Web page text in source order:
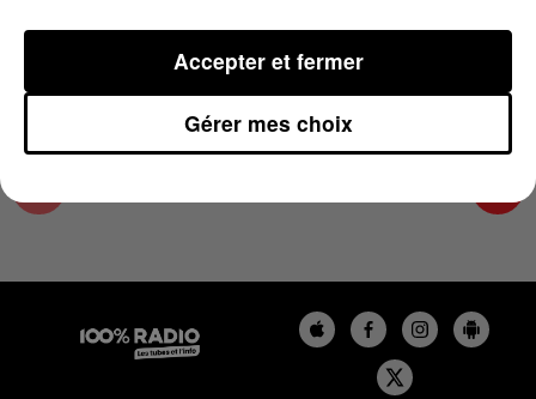
Podcasts infos de l'Hérault
Gérer mes choix
Accepter et fermer